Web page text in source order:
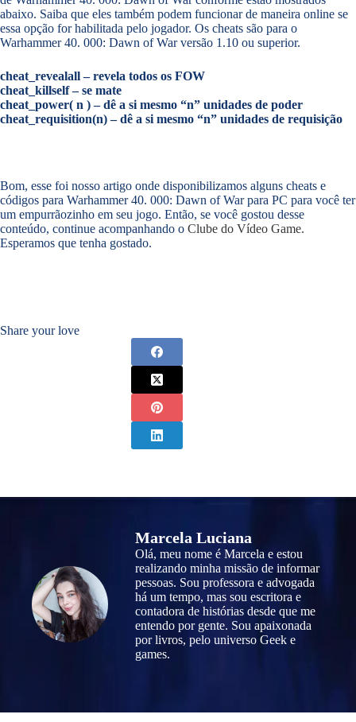
abaixo. Saiba que eles também podem funcionar de maneira online se
essa opção for habilitada pelo jogador. Os cheats são para o
Warhammer 40. 000: Dawn of War versão 1.10 ou superior.
cheat_revealall – revela todos os FOW
cheat_killself – se mate
cheat_power( n ) – dê a si mesmo “n” unidades de poder
cheat_requisition(n) – dê a si mesmo “n” unidades de requisição
Bom, esse foi nosso artigo onde disponibilizamos alguns cheats e
códigos para Warhammer 40. 000: Dawn of War para PC para você ter
um empurrãozinho em seu jogo. Então, se você gostou desse
conteúdo, continue acompanhando o Clube do Vídeo Game.
Esperamos que tenha gostado.
Share your love
Marcela Luciana
Olá, meu nome é Marcela e estou
realizando minha missão de informar
pessoas. Sou professora e advogada
há um tempo, mas sou escritora e
contadora de histórias desde que me
entendo por gente. Sou apaixonada
por livros, pelo universo Geek e
games.